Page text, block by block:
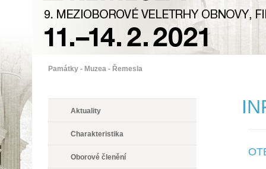
Památky - Muzea - Řemesla
Aktuality
Charakteristika
Oborové členění